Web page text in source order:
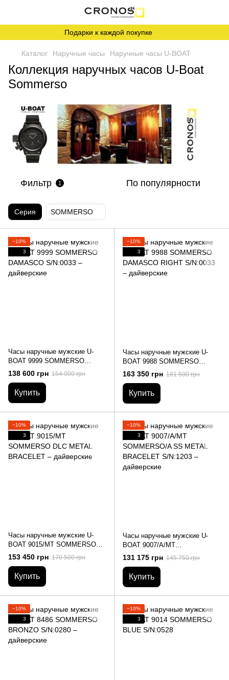
Подарки к каждой покупке
Каталог Наручные часы Наручные часы U-BOAT
Коллекция наручных часов U-Boat
Sommerso
Фильтр 1 По популярности
Серия SOMMERSO
−10%
3
Часы наручные мужские U-
BOAT 9999 SOMMERSO
DAMASCO S/N:0033 –
дайверские
138 600 грн 154 000 грн
Купить
−10%
3
Часы наручные мужские U-
BOAT 9988 SOMMERSO
DAMASCO RIGHT S/N:0033 –
дайверские
163 350 грн 181 500 грн
Купить
−10%
3
Часы наручные мужские U-
BOAT 9015/MT SOMMERSO
DLC METAL BRACELET –
дайверские
153 450 грн 170 500 грн
Купить
−10%
3
Часы наручные мужские U-
BOAT 9007/A/MT
SOMMERSO/A SS METAL
BRACELET S/N:1203 –
дайверские
131 175 грн 145 750 грн
Купить
−10%
3
−10%
3